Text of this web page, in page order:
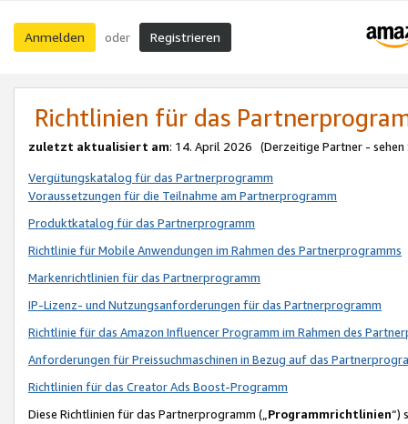
Anmelden oder Registrieren
Richtlinien für das
zuletzt aktualisiert am: 14. April 2026 (Derzeitige Partner - sehen
Vergütungskatalog für das Partnerprogramm
Voraussetzungen für die Teilnahme am Partnerprogramm
Produktkatalog für das Partnerprogramm
Richtlinie für Mobile Anwendungen im Rahmen des Partnerprogramms
Markenrichtlinien für das Partnerprogramm
IP-Lizenz- und Nutzungsanforderungen für das Partnerprogramm
Richtlinie für das Amazon Influencer Programm im Rahmen des
Anforderungen für Preissuchmaschinen in Bezug auf das
Richtlinien für das Creator Ads Boost-Programm
Diese Richtlinien für das Partnerprogramm („Programmrichtlinien“)